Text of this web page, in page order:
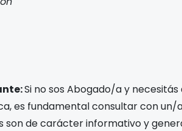
Si no sos Abogado/a y
es fundamental consultar con un/
son de carácter informativo y